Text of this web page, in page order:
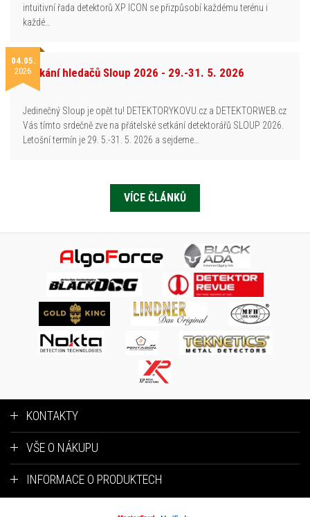
intuitivní řada detektorů XP ICON se přizpůsobí každému terénu i
každé…
04.05.
2026Setkání hledačů Sloup 2026 - 29.-31. 5. 2026
Jedinečný Sloup je opět tu! DETEKTORYKOVU.cz a DETEKTORWEB.cz
Vás tímto srdečně zve na přátelské setkání detektorářů SLOUP 2026.
Letošní termín je 29. 5.-31. 5. 2026 a sejdeme…
VÍCE ČLÁNKŮ
KONTAKTY
VŠE O NÁKUPU
INFORMACE O PRODUKTECH